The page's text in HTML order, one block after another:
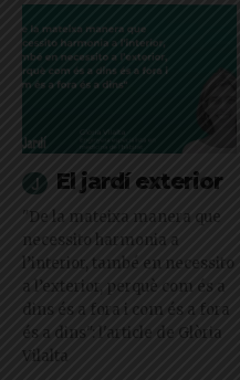
El jardí exterior
"De la mateixa manera que
necessito harmonia a
l’interior, també en necessito
a l’exterior, perquè com és a
dins és a fora i com és a fora
és a dins": l'article de Glòria
Vilalta